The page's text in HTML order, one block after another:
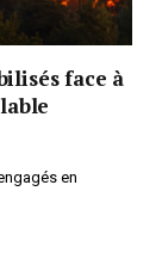
face à
en